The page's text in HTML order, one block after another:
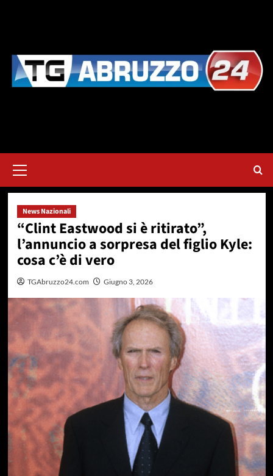
principale
News Nazionali
“Clint Eastwood si è ritirato”,
l’annuncio a sorpresa del figlio Kyle:
cosa c’è di vero
TGAbruzzo24.com Giugno 3, 2026